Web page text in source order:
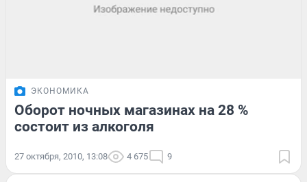
ЭКОНОМИКА
Оборот ночных магазинах на 28 %
состоит из алкоголя
27 октября, 2010, 13:08 4 675 9